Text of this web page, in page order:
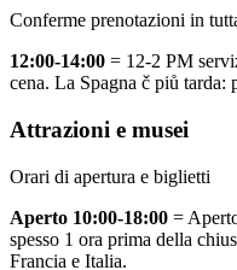
Conferme prenotazioni in
12:00-14:00 = 12-2 PM
cena. La Spagna č piů tarda:
Attrazioni e musei
Orari di apertura e biglietti
Aperto 10:00-18:00 =
spesso 1 ora prima della
Francia e Italia.